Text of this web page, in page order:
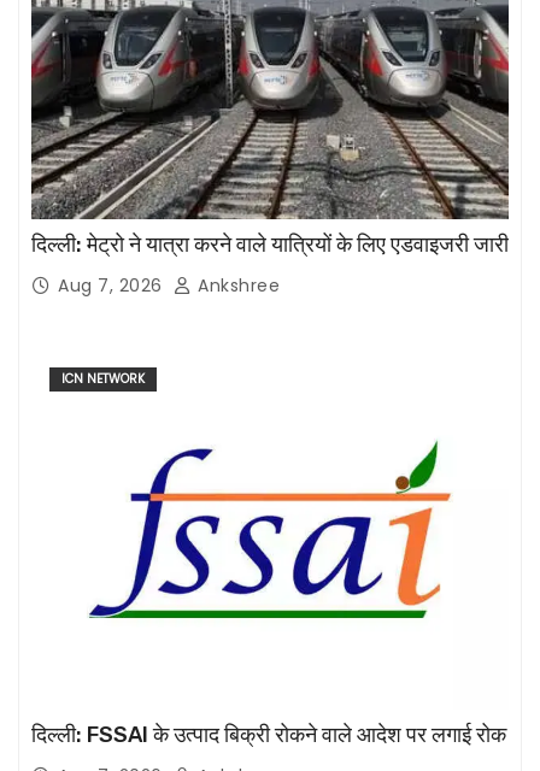
दिल्ली: मेट्रो ने यात्रा करने वाले यात्रियों के लिए एडवाइजरी जारी
Aug 7, 2026 Ankshree
ICN NETWORK
दिल्ली: FSSAI के उत्पाद बिक्री रोकने वाले आदेश पर लगाई रोक